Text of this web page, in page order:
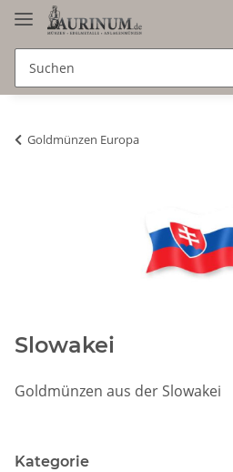
Goldmünzen Europa
Slowakei
Goldmünzen aus der Slowakei
Kategorie